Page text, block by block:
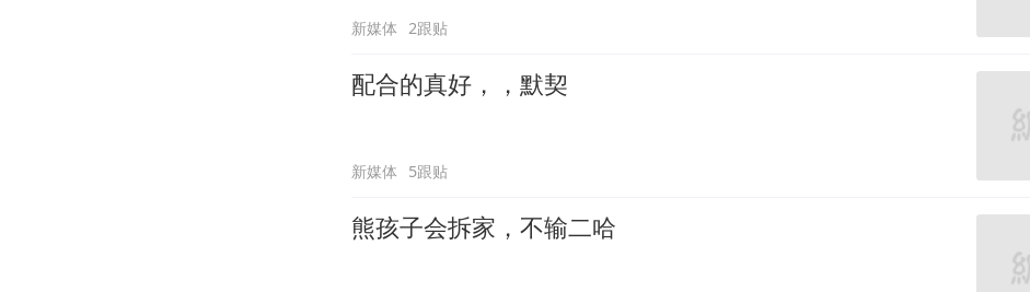
新媒体 2跟贴
配合的真好，，默契
新媒体 5跟贴
熊孩子会拆家，不输二哈